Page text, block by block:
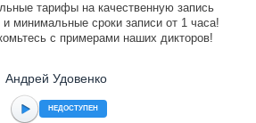
тарифы на качественную запись
и минимальные сроки записи от 1 часа!
с примерами наших дикторов!
Андрей Удовенко
НЕДОСТУПЕН